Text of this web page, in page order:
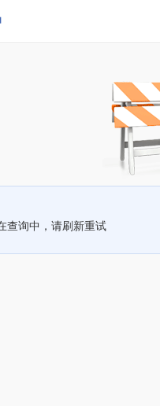
查询中，请刷新重试